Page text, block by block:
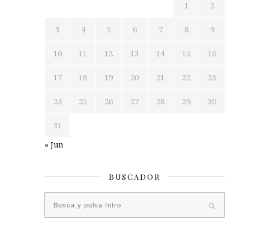
1 2
3 4 5 6 7 8 9
10 11 12 13 14 15 16
17 18 19 20 21 22 23
24 25 26 27 28 29 30
31
« Jun
BUSCADOR